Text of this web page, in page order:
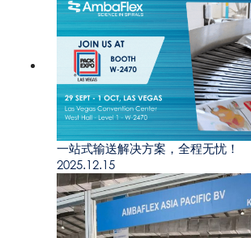
一站式输送解决方案，全程无忧！
2025.12.15